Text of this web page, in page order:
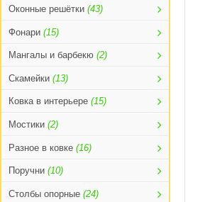
Оконные решётки (43)
Фонари (15)
Мангалы и барбекю (2)
Скамейки (13)
Ковка в интерьере (15)
Мостики (2)
Разное в ковке (16)
Поручни (10)
Столбы опорные (24)